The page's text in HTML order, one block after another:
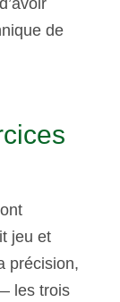
de
jeu et
précision,
les trois